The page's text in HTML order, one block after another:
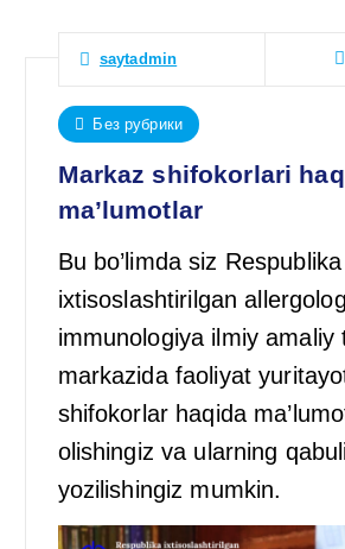
saytadmin
Без рубрики
Markaz shifokorlari
ma’lumotlar
Bu bo’limda siz Respublika
ixtisoslashtirilgan
immunologiya ilmiy amaliy
markazida faoliyat
shifokorlar haqida
olishingiz va ularning
yozilishingiz mumkin.